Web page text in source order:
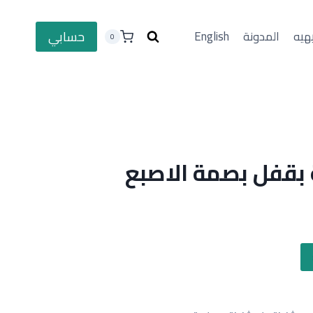
المدونة English
0 حسابي
بصمة الاصبع